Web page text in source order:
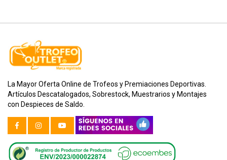
La Mayor Oferta Online de Trofeos y Premiaciones Deportivas.
Artículos Descatalogados, Sobrestock, Muestrarios y Montajes
con Despieces de Saldo.